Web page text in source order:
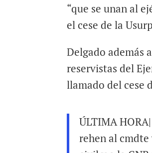
“que se unan al
el cese de la
Delgado además
reservistas del
llamado del cese
ÚLTIMA
rehen al cmdte